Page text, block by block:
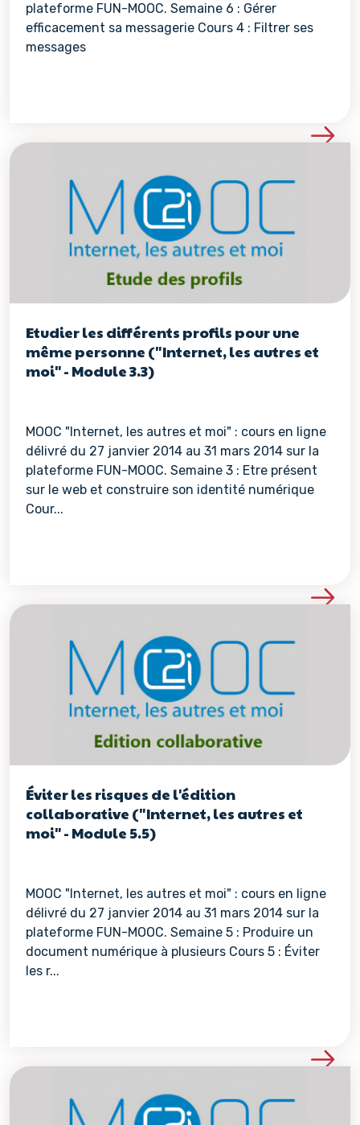
plateforme FUN-MOOC. Semaine 6 : Gérer
efficacement sa messagerie Cours 4 : Filtrer ses
messages
Voir les détails de la
Etudier les différents profils pour une
même personne ("Internet, les autres et
moi" - Module 3.3)
MOOC "Internet, les autres et moi" : cours en ligne
délivré du 27 janvier 2014 au 31 mars 2014 sur la
plateforme FUN-MOOC. Semaine 3 : Etre présent
sur le web et construire son identité numérique
Cour...
Voir les détails de la
Éviter les risques de l'édition
collaborative ("Internet, les autres et
moi" - Module 5.5)
MOOC "Internet, les autres et moi" : cours en ligne
délivré du 27 janvier 2014 au 31 mars 2014 sur la
plateforme FUN-MOOC. Semaine 5 : Produire un
document numérique à plusieurs Cours 5 : Éviter
les r...
Voir les détails de la